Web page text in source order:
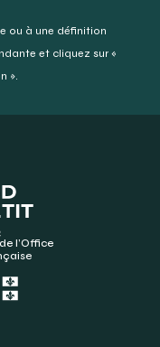
ou à une définition
et cliquez sur «
».
l’Office